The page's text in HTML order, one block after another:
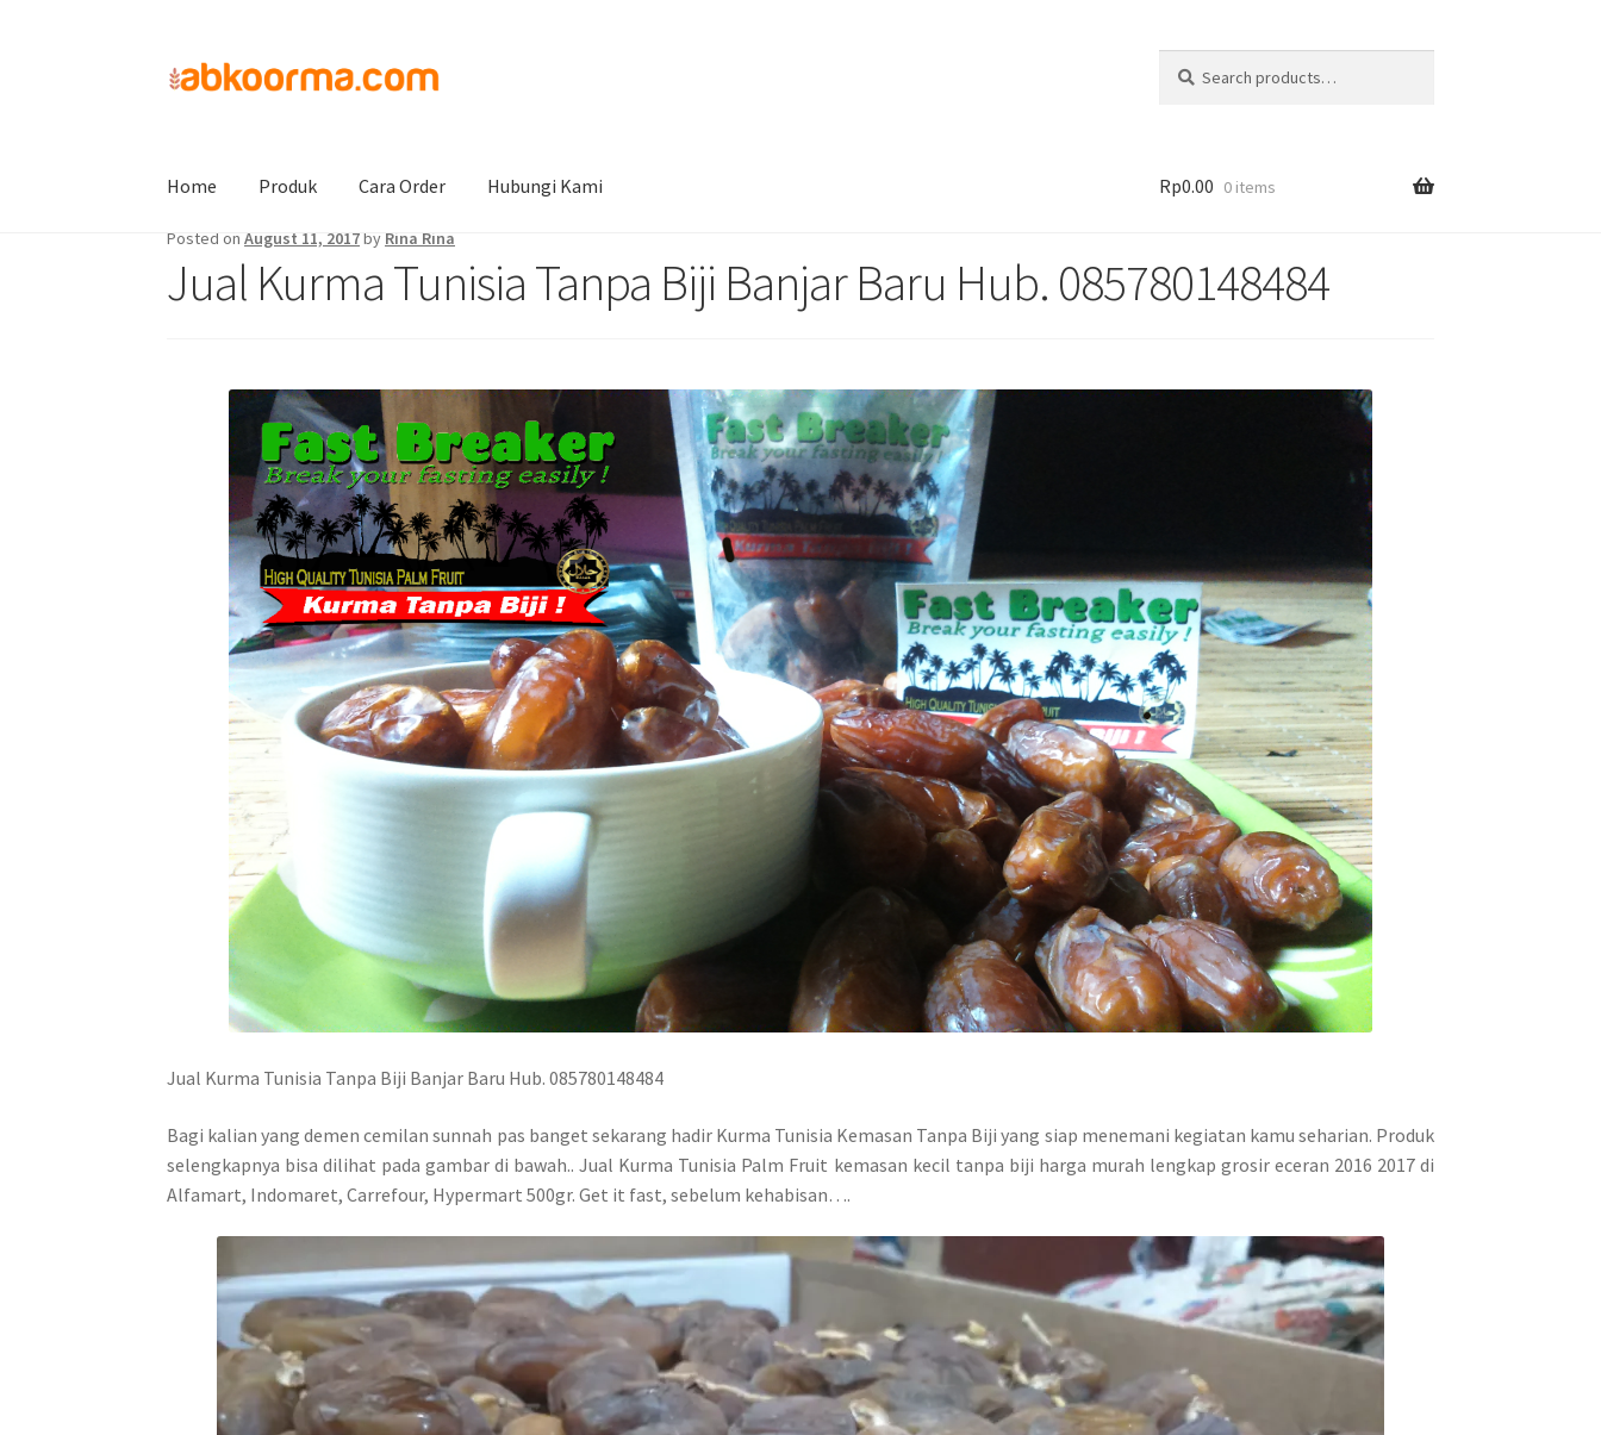
Home Produk Cara Order Hubungi Kami Rp0.00 0 items
Posted onAugust 11, 2017by Rina Rina
Jual Kurma Tunisia Tanpa Biji Banjar Baru Hub. 085780148484
Jual Kurma Tunisia Tanpa Biji Banjar Baru Hub. 085780148484
Bagi kalian yang demen cemilan sunnah pas banget sekarang hadir Kurma Tunisia Kemasan Tanpa Biji yang siap menemani kegiatan kamu seharian. Produk
selengkapnya bisa dilihat pada gambar di bawah.. Jual Kurma Tunisia Palm Fruit kemasan kecil tanpa biji harga murah lengkap grosir eceran 2016 2017 di
Alfamart, Indomaret, Carrefour, Hypermart 500gr. Get it fast, sebelum kehabisan….